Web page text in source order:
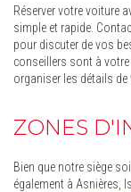
Réserver votre voiture
simple et rapide.
pour discuter de vos
conseillers sont à
organiser les détails de
ZONES
Bien que notre siège
également à Asnières,